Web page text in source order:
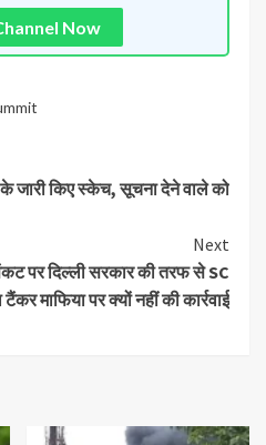
Now
जारी किए स्केच, सूचना देने वाले को
Next
पर दिल्ली सरकार की तरफ से SC
टैंकर माफिया पर क्यों नहीं की कार्रवाई